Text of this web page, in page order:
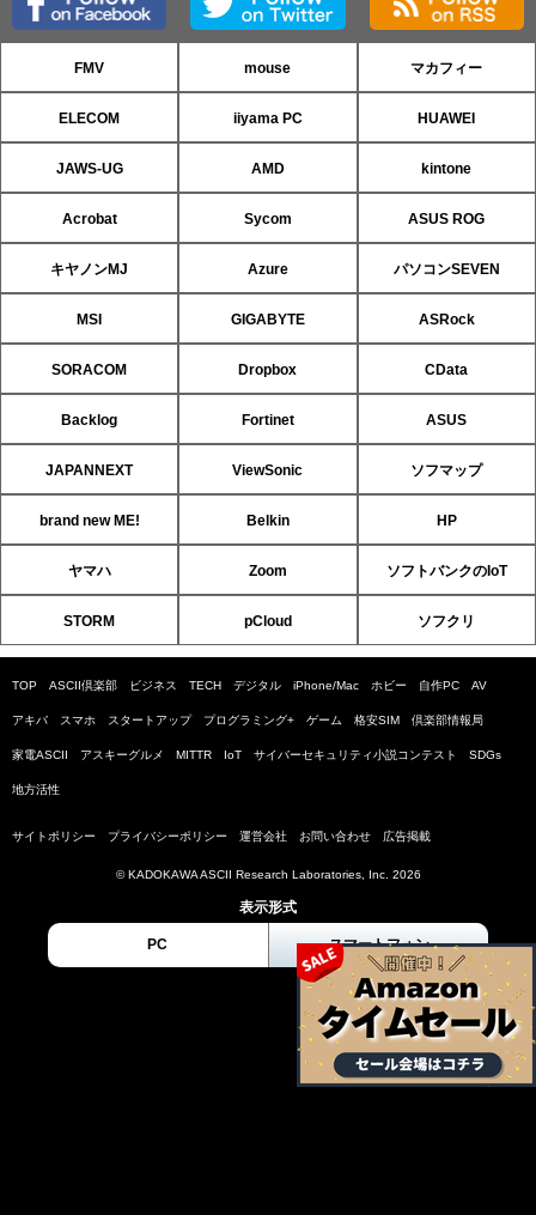
FMV mouse マカフィー
ELECOM iiyama PC HUAWEI
JAWS-UG AMD kintone
Acrobat Sycom ASUS ROG
キヤノンMJ Azure パソコンSEVEN
MSI GIGABYTE ASRock
SORACOM Dropbox CData
Backlog Fortinet ASUS
JAPANNEXT ViewSonic ソフマップ
brand new ME! Belkin HP
ヤマハ Zoom ソフトバンクのIoT
STORM pCloud ソフクリ
TOP ASCII倶楽部 ビジネス TECH デジタル iPhone/Mac ホビー 自作PC AV
アキバ スマホ スタートアップ プログラミング+ ゲーム 格安SIM 倶楽部情報局
家電ASCII アスキーグルメ MITTR IoT サイバーセキュリティ小説コンテスト SDGs
地方活性
サイトポリシー プライバシーポリシー 運営会社 お問い合わせ 広告掲載
© KADOKAWA ASCII Research Laboratories, Inc. 2026
表示形式
PC スマートフォン